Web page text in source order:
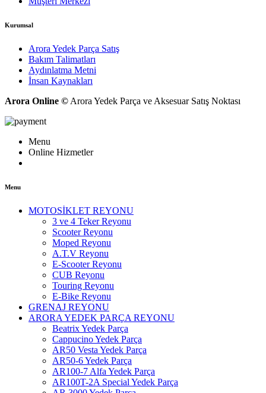
Kurumsal
Arora Yedek Parça Satış
Bakım Talimatları
Aydınlatma Metni
İnsan Kaynakları
Arora Online © Arora Yedek Parça ve Aksesuar Satış Noktası
Menu
Online Hizmetler
Menu
MOTOSİKLET REYONU
3 ve 4 Teker Reyonu
Scooter Reyonu
Moped Reyonu
A.T.V Reyonu
E-Scooter Reyonu
CUB Reyonu
Touring Reyonu
E-Bike Reyonu
GRENAJ REYONU
ARORA YEDEK PARÇA REYONU
Beatrix Yedek Parça
Cappucino Yedek Parça
AR50 Vesta Yedek Parça
AR50-6 Yedek Parça
AR100-7 Alfa Yedek Parça
AR100T-2A Special Yedek Parça